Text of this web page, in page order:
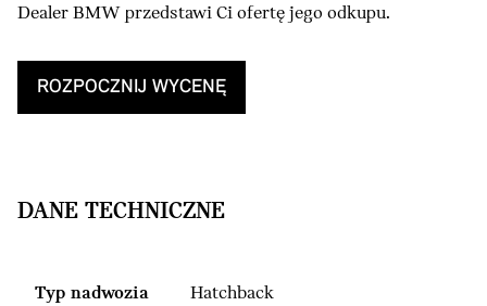
Dealer BMW przedstawi Ci ofertę jego odkupu.
ROZPOCZNIJ WYCENĘ
DANE TECHNICZNE
Typ nadwozia Hatchback